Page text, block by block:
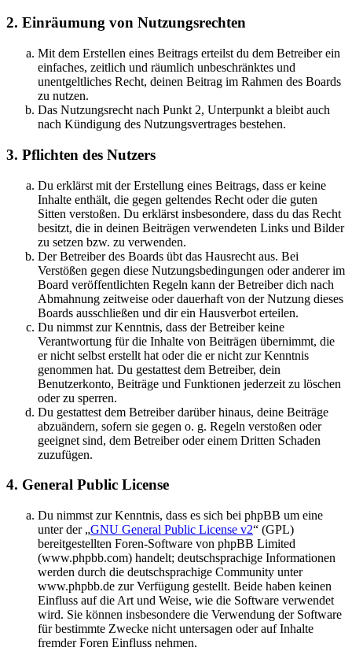
2. Einräumung von Nutzungsrechten
Mit dem Erstellen eines Beitrags erteilst du dem Betreiber ein
einfaches, zeitlich und räumlich unbeschränktes und
unentgeltliches Recht, deinen Beitrag im Rahmen des Boards
zu nutzen.
Das Nutzungsrecht nach Punkt 2, Unterpunkt a bleibt auch
nach Kündigung des Nutzungsvertrages bestehen.
3. Pflichten des Nutzers
Du erklärst mit der Erstellung eines Beitrags, dass er keine
Inhalte enthält, die gegen geltendes Recht oder die guten
Sitten verstoßen. Du erklärst insbesondere, dass du das Recht
besitzt, die in deinen Beiträgen verwendeten Links und Bilder
zu setzen bzw. zu verwenden.
Der Betreiber des Boards übt das Hausrecht aus. Bei
Verstößen gegen diese Nutzungsbedingungen oder anderer im
Board veröffentlichten Regeln kann der Betreiber dich nach
Abmahnung zeitweise oder dauerhaft von der Nutzung dieses
Boards ausschließen und dir ein Hausverbot erteilen.
Du nimmst zur Kenntnis, dass der Betreiber keine
Verantwortung für die Inhalte von Beiträgen übernimmt, die
er nicht selbst erstellt hat oder die er nicht zur Kenntnis
genommen hat. Du gestattest dem Betreiber, dein
Benutzerkonto, Beiträge und Funktionen jederzeit zu löschen
oder zu sperren.
Du gestattest dem Betreiber darüber hinaus, deine Beiträge
abzuändern, sofern sie gegen o. g. Regeln verstoßen oder
geeignet sind, dem Betreiber oder einem Dritten Schaden
zuzufügen.
4. General Public License
Du nimmst zur Kenntnis, dass es sich bei phpBB um eine
unter der „GNU General Public License v2“ (GPL)
bereitgestellten Foren-Software von phpBB Limited
(www.phpbb.com) handelt; deutschsprachige Informationen
werden durch die deutschsprachige Community unter
www.phpbb.de zur Verfügung gestellt. Beide haben keinen
Einfluss auf die Art und Weise, wie die Software verwendet
wird. Sie können insbesondere die Verwendung der Software
für bestimmte Zwecke nicht untersagen oder auf Inhalte
fremder Foren Einfluss nehmen.